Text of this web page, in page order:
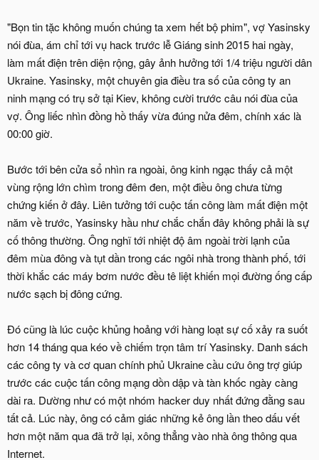
"Bọn tin tặc không muốn chúng ta xem hết bộ phim", vợ Yasinsky
nói đùa, ám chỉ tới vụ hack trước lễ Giáng sinh 2015 hai ngày,
làm mất điện trên diện rộng, gây ảnh hưởng tới 1/4 triệu người dân
Ukraine. Yasinsky, một chuyên gia điều tra số của công ty an
ninh mạng có trụ sở tại Kiev, không cười trước câu nói đùa của
vợ. Ông liếc nhìn đồng hồ thấy vừa đúng nửa đêm, chính xác là
00:00 giờ.
Bước tới bên cửa sổ nhìn ra ngoài, ông kinh ngạc thấy cả một
vùng rộng lớn chìm trong đêm đen, một điều ông chưa từng
chứng kiến ở đây. Liên tưởng tới cuộc tấn công làm mất điện một
năm về trước, Yasinsky hầu như chắc chắn đây không phải là sự
cố thông thường. Ông nghĩ tới nhiệt độ âm ngoài trời lạnh của
đêm mùa đông và tụt dần trong các ngôi nhà trong thành phố, tới
thời khắc các máy bơm nước đều tê liệt khiến mọi đường ống cấp
nước sạch bị đông cứng.
Đó cũng là lúc cuộc khủng hoảng với hàng loạt sự cố xảy ra suốt
hơn 14 tháng qua kéo về chiếm trọn tâm trí Yasinsky. Danh sách
các công ty và cơ quan chính phủ Ukraine cầu cứu ông trợ giúp
trước các cuộc tấn công mạng dồn dập và tàn khốc ngày càng
dài ra. Dường như có một nhóm hacker duy nhất đứng đằng sau
tất cả. Lúc này, ông có cảm giác những kẻ ông lần theo dấu vết
hơn một năm qua đã trở lại, xông thẳng vào nhà ông thông qua
Internet.